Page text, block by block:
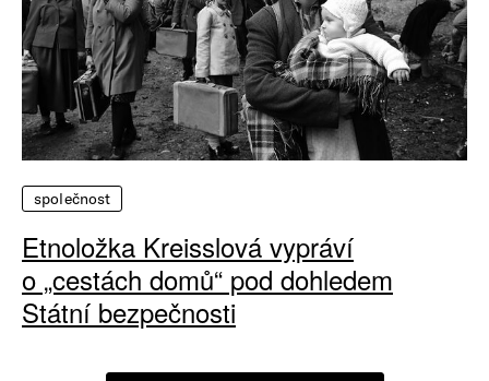
společnost
Etnoložka Kreisslová vypráví
o „cestách domů“ pod dohledem
Státní bezpečnosti